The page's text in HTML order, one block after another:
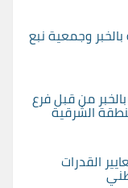
وجمعية نبع
من قبل فرع
الشرقية
القدرات